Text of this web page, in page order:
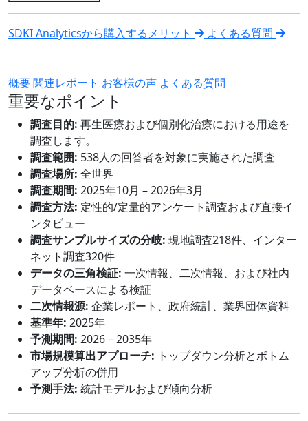
SDKI Analyticsから購入するメリット よくある質問
概要関連レポート お客様の声 よくある質問
重要なポイント
調査目的: 再生医療および個別化治療における用途を
調査します。
調査範囲: 538人の回答者を対象に実施された調査
調査場所: 全世界
調査期間: 2025年10月 – 2026年3月
調査方法: 定性的/定量的アンケート調査および直接イ
ンタビュー
調査サンプルサイズの分岐: 現地調査218件、インター
ネット調査320件
データの三角検証: 一次情報、二次情報、および社内
データベースによる検証
二次情報源: 企業レポート、政府統計、業界団体資料
基準年: 2025年
予測期間: 2026－2035年
市場規模算出アプローチ: トップダウン分析とボトム
アップ分析の併用
予測手法: 統計モデルおよび傾向分析